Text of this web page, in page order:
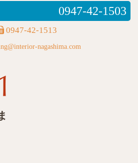
0947-42-1503
0947-42-1513
nagashima.com